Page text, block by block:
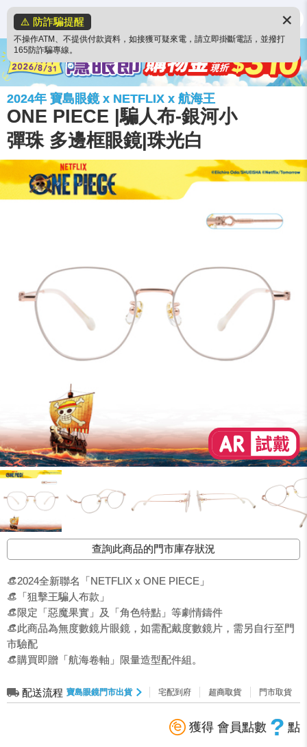
⚠️ 防詐騙提醒
不操作ATM、不提供付款資料，如接獲可疑來電，請立即掛斷電話，並撥打
165防詐騙專線。
✕
2024年 寶島眼鏡 x NETFLIX x 航海王
ONE PIECE |騙人布-銀河小
彈珠 多邊框眼鏡|珠光白
查詢此商品的門市庫存狀況
👒2024全新聯名「NETFLIX x ONE PIECE」
👒「狙擊王騙人布款」
👒限定「惡魔果實」及「角色特點」等劇情鑄件
👒此商品為無度數鏡片眼鏡，如需配戴度數鏡片，需另自行至門
市驗配
👒購買即贈「航海卷軸」限量造型配件組。
配送流程 寶島眼鏡門市出貨 宅配到府 超商取貨 門市取貨
獲得 會員點數 ? 點